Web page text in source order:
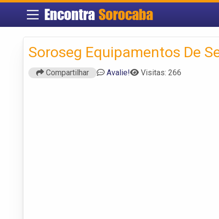
Encontra Sorocaba
Soroseg Equipamentos De
Compartilhar Avalie! Visitas: 266